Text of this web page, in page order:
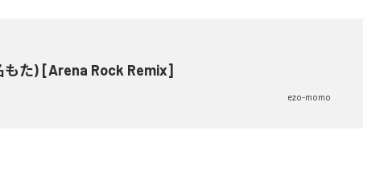
た) [Arena Rock Remix]
ezo-momo